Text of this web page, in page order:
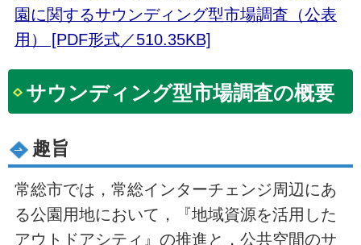
園に関するサウンディング型市場調査（公表
用） [PDF形式／510.35KB]
サウンディング型市場調査の概要
趣旨
常総市では，常総インターチェンジ周辺にあ
る公園用地において，『地域資源を活用した
アウトドアシティ』の推進と，公共空間のサ